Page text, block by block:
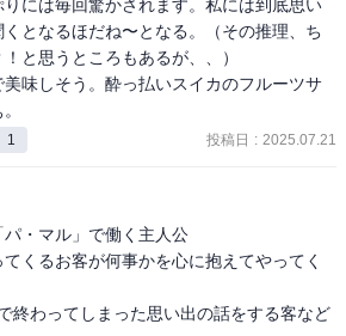
には毎回驚かされます。私には到底思い
となるほだね〜となる。（その推理、ち
と思うところもあるが、、）
味しそう。酔っ払いスイカのフルーツサ
1 投稿日 : 2025.07.21
・マル」で働く主人公
くるお客が何事かを心に抱えてやってく
終わってしまった思い出の話をする客など